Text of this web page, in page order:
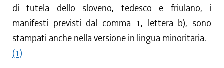
di tutela dello sloveno, tedesco e friulano, i
manifesti previsti dal comma 1, lettera b), sono
stampati anche nella versione in lingua minoritaria.
(1)